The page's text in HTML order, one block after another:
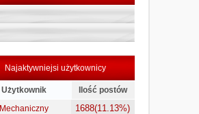
Najaktywniejsi użytkownicy
Użytkownik
Ilość postów
Mechaniczny
1688(11.13%)